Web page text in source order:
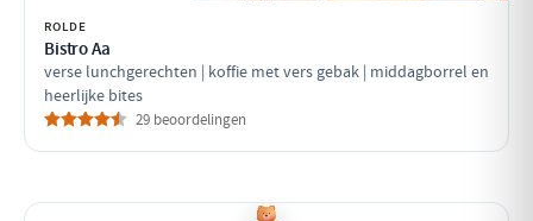
ROLDE
Bistro Aa
verse lunchgerechten | koffie met vers gebak | middagborrel en
heerlijke bites
29 beoordelingen